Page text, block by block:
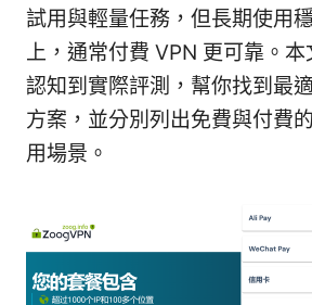
試用與輕量任務，但長期使用
上，通常付費 VPN 更可靠。
認知到實際評測，幫你找到最
方案，並分別列出免費與付費
用場景。